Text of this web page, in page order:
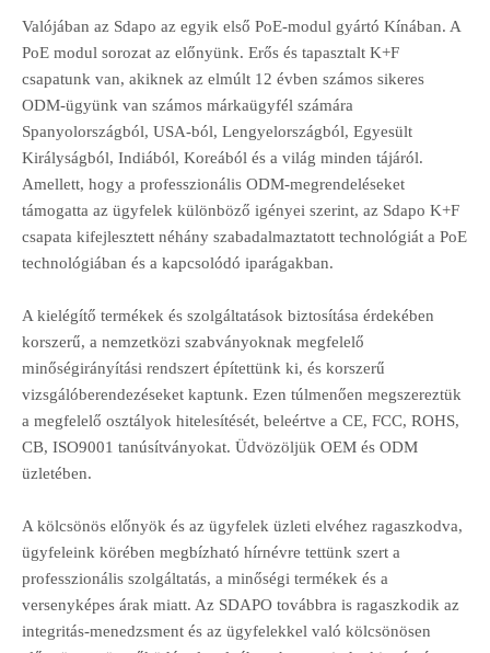
Valójában az Sdapo az egyik első PoE-modul gyártó Kínában. A
PoE modul sorozat az előnyünk. Erős és tapasztalt K+F
csapatunk van, akiknek az elmúlt 12 évben számos sikeres
ODM-ügyünk van számos márkaügyfél számára
Spanyolországból, USA-ból, Lengyelországból, Egyesült
Királyságból, Indiából, Koreából és a világ minden tájáról.
Amellett, hogy a professzionális ODM-megrendeléseket
támogatta az ügyfelek különböző igényei szerint, az Sdapo K+F
csapata kifejlesztett néhány szabadalmaztatott technológiát a PoE
technológiában és a kapcsolódó iparágakban.
A kielégítő termékek és szolgáltatások biztosítása érdekében
korszerű, a nemzetközi szabványoknak megfelelő
minőségirányítási rendszert építettünk ki, és korszerű
vizsgálóberendezéseket kaptunk. Ezen túlmenően megszereztük
a megfelelő osztályok hitelesítését, beleértve a CE, FCC, ROHS,
CB, ISO9001 tanúsítványokat. Üdvözöljük OEM és ODM
üzletében.
A kölcsönös előnyök és az ügyfelek üzleti elvéhez ragaszkodva,
ügyfeleink körében megbízható hírnévre tettünk szert a
professzionális szolgáltatás, a minőségi termékek és a
versenyképes árak miatt. Az SDAPO továbbra is ragaszkodik az
integritás-menedzsment és az ügyfelekkel való kölcsönösen